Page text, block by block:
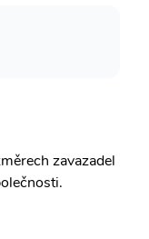
zavazadel